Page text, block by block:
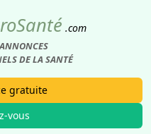
Santé .com
DE LA SANTÉ
gratuite
vous